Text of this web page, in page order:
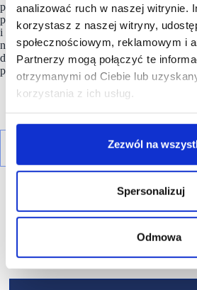
analizować ruch w naszej witrynie.
korzystasz z naszej witryny,
społecznościowym, reklamowym i
Partnerzy mogą połączyć te
otrzymanymi od Ciebie lub
korzystania z ich usług.
Zezwól na
Spersonalizuj
Odmowa
pozwalają sprzedawcom na generowanie
przy mniejszym zaangażowaniu zasobów.
i zarządców nieruchomości oznacza to, że
na danych, staje się niezbędnym
długoterminowej wartości aktywów oraz
przed utratą wpływów z najmu.